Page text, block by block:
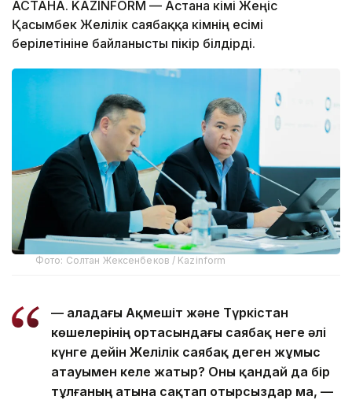
АСТАНА. KAZINFORM — Астана әкімі Жеңіс
Қасымбек Желілік саябаққа кімнің есімі
берілетініне байланысты пікір білдірді.
Фото: Солтан Жексенбеков / Kazinform
— Қаладағы Ақмешіт және Түркістан
көшелерінің ортасындағы саябақ неге әлі
күнге дейін Желілік саябақ деген жұмыс
атауымен келе жатыр? Оны қандай да бір
тұлғаның атына сақтап отырсыздар ма, —